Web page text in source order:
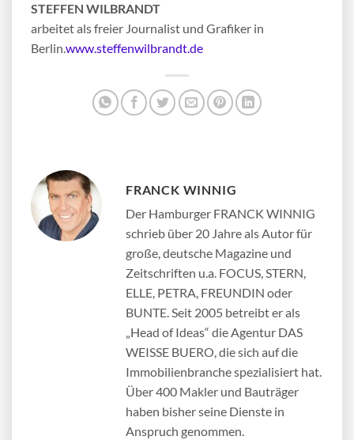
STEFFEN WILBRANDT
arbeitet als freier Journalist und Grafiker in
Berlin.www.steffenwilbrandt.de
FRANCK WINNIG
Der Hamburger FRANCK WINNIG
schrieb über 20 Jahre als Autor für
große, deutsche Magazine und
Zeitschriften u.a. FOCUS, STERN,
ELLE, PETRA, FREUNDIN oder
BUNTE. Seit 2005 betreibt er als
„Head of Ideas“ die Agentur DAS
WEISSE BUERO, die sich auf die
Immobilienbranche spezialisiert hat.
Über 400 Makler und Bauträger
haben bisher seine Dienste in
Anspruch genommen.